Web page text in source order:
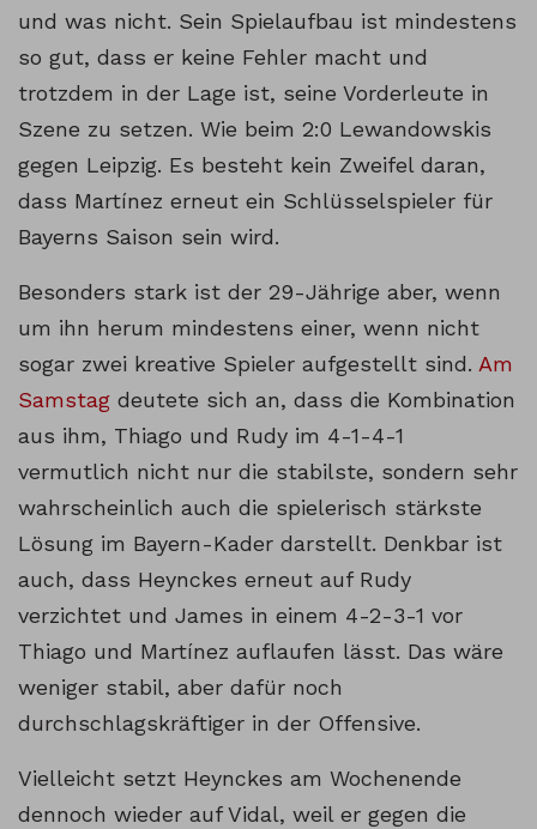
und was nicht. Sein Spielaufbau ist mindestens
so gut, dass er keine Fehler macht und
trotzdem in der Lage ist, seine Vorderleute in
Szene zu setzen. Wie beim 2:0 Lewandowskis
gegen Leipzig. Es besteht kein Zweifel daran,
dass Martínez erneut ein Schlüsselspieler für
Bayerns Saison sein wird.
Besonders stark ist der 29-Jährige aber, wenn
um ihn herum mindestens einer, wenn nicht
sogar zwei kreative Spieler aufgestellt sind. Am
Samstag deutete sich an, dass die Kombination
aus ihm, Thiago und Rudy im 4-1-4-1
vermutlich nicht nur die stabilste, sondern sehr
wahrscheinlich auch die spielerisch stärkste
Lösung im Bayern-Kader darstellt. Denkbar ist
auch, dass Heynckes erneut auf Rudy
verzichtet und James in einem 4-2-3-1 vor
Thiago und Martínez auflaufen lässt. Das wäre
weniger stabil, aber dafür noch
durchschlagskräftiger in der Offensive.
Vielleicht setzt Heynckes am Wochenende
dennoch wieder auf Vidal, weil er gegen die